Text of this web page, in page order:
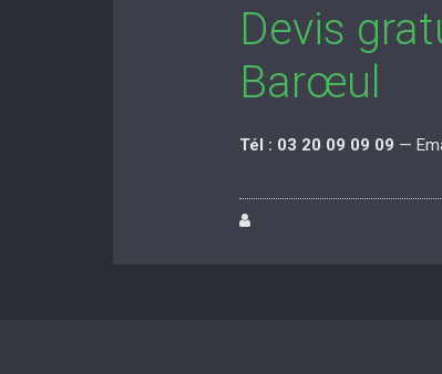
Devis
Barœul
Tél : 03 20 09 09 09 —